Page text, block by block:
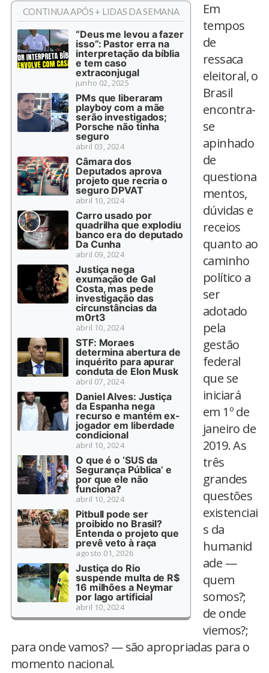
CONTINUA APÓS + LIDAS DA SEMANA
“Deus me levou a fazer
isso”: Pastor erra na
interpretação da bíblia
e tem caso
extraconjugal
junho 02, 2025
PMs que liberaram
playboy com a mãe
serão investigados;
Porsche não tinha
seguro
abril 03, 2024
Câmara dos
Deputados aprova
projeto que recria o
seguro DPVAT
abril 10, 2024
Carro usado por
quadrilha que explodiu
banco era do deputado
Da Cunha
abril 09, 2024
Justiça nega
exumação de Gal
Costa, mas pede
investigação das
circunstâncias da
m0rt3
abril 10, 2024
STF: Moraes
determina abertura de
inquérito para apurar
conduta de Elon Musk
abril 07, 2024
Daniel Alves: Justiça
da Espanha nega
recurso e mantém ex-
jogador em liberdade
condicional
abril 10, 2024
O que é o ‘SUS da
Segurança Pública’ e
por que ele não
funciona?
abril 10, 2024
Pitbull pode ser
proibido no Brasil?
Entenda o projeto que
prevê veto à raça
agosto 01, 2026
Justiça do Rio
suspende multa de R$
16 milhões a Neymar
por lago artificial
abril 10, 2024
Em
tempos
de
ressaca
eleitoral, o
Brasil
encontra-
se
apinhado
de
questiona
mentos,
dúvidas e
receios
quanto ao
caminho
político a
ser
adotado
pela
gestão
federal
que se
iniciará
em 1º de
janeiro de
2019. As
três
grandes
questões
existenciai
s da
humanid
ade —
quem
somos?;
de onde
viemos?;
para onde vamos? — são apropriadas para o
momento nacional.